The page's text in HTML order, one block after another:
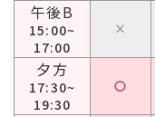
午後B
15:00~
17:00
×
夕方
17:30~
19:30
〇